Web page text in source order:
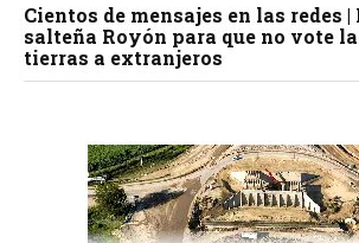
Cientos de mensajes en las redes
salteña Royón para que no vote
tierras a extranjeros